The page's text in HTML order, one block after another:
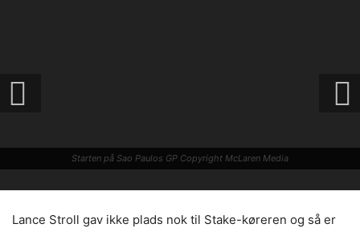
Starten på Sao Paulos GP Copyright McLaren Media
Lance Stroll gav ikke plads nok til Stake-køreren og så er